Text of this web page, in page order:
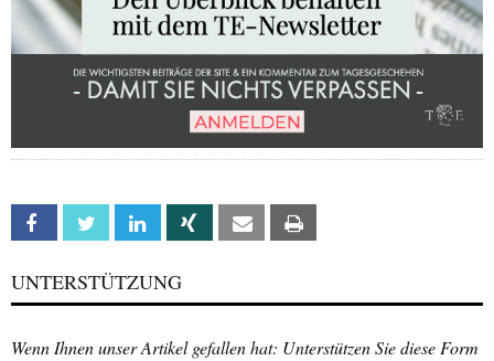
Facebook Twitter Linkedin Xing Email
UNTERSTÜTZUNG
Wenn Ihnen unser Artikel gefallen hat: Unterstützen Sie diese Form